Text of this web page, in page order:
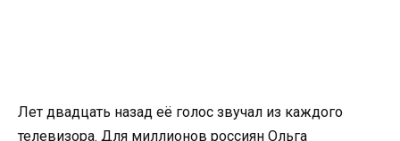
Лет двадцать назад её голос звучал из каждого
телевизора. Для миллионов россиян Ольга